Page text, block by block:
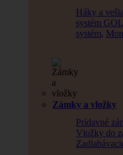
Háky a
systém
systém,
Zámky a vložky
Prídavné
Vložky do